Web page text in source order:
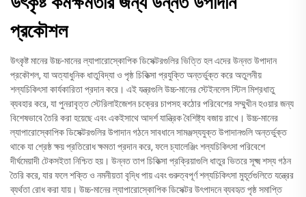
প্রকৌশল
উৎকৃষ্ট মানের উচ্চ-মানের ল্যাপারোস্কোপিক ডিসেক্টরগুলির ভিত্তি হল এদের উন্নত উপাদান
প্রকৌশল, যা অত্যাধুনিক ধাতুবিদ্যা ও পৃষ্ঠ চিকিত্সা প্রযুক্তি অন্তর্ভুক্ত করে অতুলনীয়
শল্যচিকিৎসা কার্যকারিতা প্রদান করে। এই যন্ত্রগুলি উচ্চ-মানের স্টেইনলেস স্টিল মিশ্রধাতু
ব্যবহার করে, যা পুনরাবৃত্ত স্টেরিলাইজেশন চক্রের চাপসহ কঠোর পরিবেশের সম্মুখীন হওয়ার জন্য
বিশেষভাবে তৈরি করা হয়েছে এবং একইসাথে আদর্শ যান্ত্রিক বৈশিষ্ট্য বজায় রাখে। উচ্চ-মানের
ল্যাপারোস্কোপিক ডিসেক্টরগুলির উপাদান গঠনে সাবধানে সামঞ্জস্যযুক্ত উপাদানগুলি অন্তর্ভুক্ত
থাকে যা শ্রেষ্ঠ ক্ষয় প্রতিরোধ ক্ষমতা প্রদান করে, ফলে চ্যালেঞ্জিং শল্যচিকিৎসা পরিবেশে
দীর্ঘমেয়াদী টেকসইতা নিশ্চিত হয়। উন্নত তাপ চিকিত্সা প্রক্রিয়াগুলি ধাতুর ভিতরে সূক্ষ্ম শস্য গঠন
তৈরি করে, যার ফলে শক্তি ও নমনীয়তা বৃদ্ধি পায় এবং গুরুত্বপূর্ণ শল্যচিকিৎসা মুহূর্তগুলিতে যন্ত্রের
ব্যর্থতা রোধ করা যায়। উচ্চ-মানের ল্যাপারোস্কোপিক ডিসেক্টর উৎপাদনে ব্যবহৃত পৃষ্ঠ সমাপ্তি